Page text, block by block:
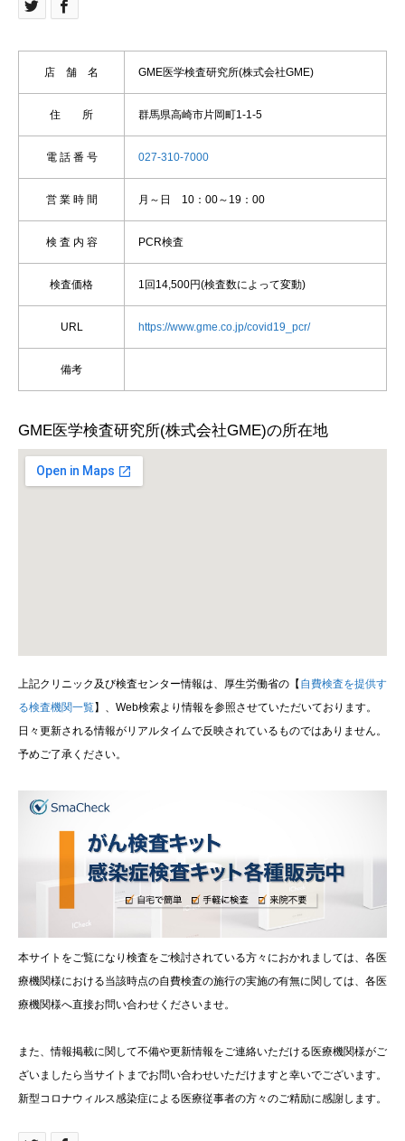
店 舗 名 GME医学検査研究所(株式会社GME)
住 所 群馬県高崎市片岡町1-1-5
電 話 番 号 027-310-7000
営 業 時 間 月～日 10：00～19：00
検 査 内 容 PCR検査
検査価格 1回14,500円(検査数によって変動)
URL https://www.gme.co.jp/covid19_pcr/
備考
GME医学検査研究所(株式会社GME)の所在地
上記クリニック及び検査センター情報は、厚生労働省の【 自費検査を提供す
る検査機関一覧】、Web検索より情報を参照させていただいております。
日々更新される情報がリアルタイムで反映されているものではありません。
予めご了承ください。
本サイトをご覧になり検査をご検討されている方々におかれましては、各医
療機関様における当該時点の自費検査の施行の実施の有無に関しては、各医
療機関様へ直接お問い合わせくださいませ。
また、情報掲載に関して不備や更新情報をご連絡いただける医療機関様がご
ざいましたら当サイトまでお問い合わせいただけますと幸いでございます。
新型コロナウィルス感染症による医療従事者の方々のご精励に感謝します。